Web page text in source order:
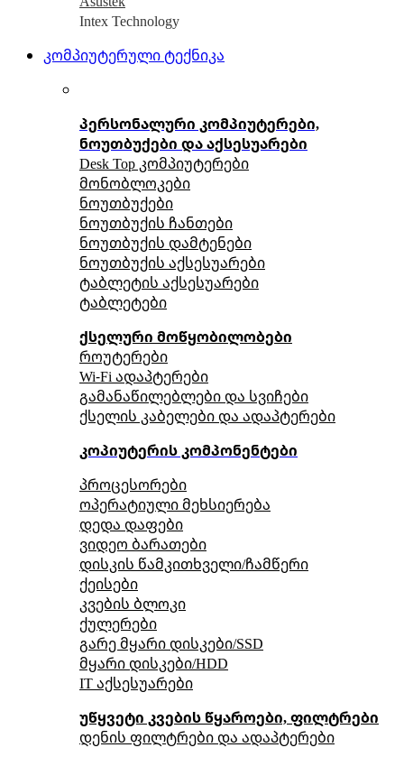
Intex Technology
კომპიუტერული ტექნიკა
პერსონალური კომპიუტერები,
ნოუთბუქები და აქსესუარები
Desk Top კომპიუტერები
მონობლოკები
ნოუთბუქები
ნოუთბუქის ჩანთები
ნოუთბუქის დამტენები
ნოუთბუქის აქსესუარები
ტაბლეტის აქსესუარები
ტაბლეტები
ქსელური მოწყობილობები
როუტერები
Wi-Fi ადაპტერები
გამანაწილებლები და სვიჩები
ქსელის კაბელები და ადაპტერები
კოპიუტერის კომპონენტები
პროცესორები
ოპერატიული მეხსიერება
დედა დაფები
ვიდეო ბარათები
დისკის წამკითხველი/ჩამწერი
ქეისები
კვების ბლოკი
ქულერები
გარე მყარი დისკები/SSD
მყარი დისკები/HDD
IT აქსესუარები
უწყვეტი კვების წყაროები, ფილტრები
დენის ფილტრები და ადაპტერები